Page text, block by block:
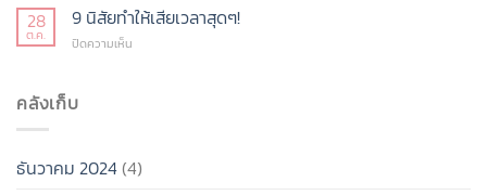
เรา
รีบ
มี
กัน
ต่อ!!!!
สิ้น
28
ต.ค.
9 นิสัยทำให้เสียเวลาสุดๆ!
ปิดความเห็น
คลังเก็บ
ธันวาคม 2024(4)